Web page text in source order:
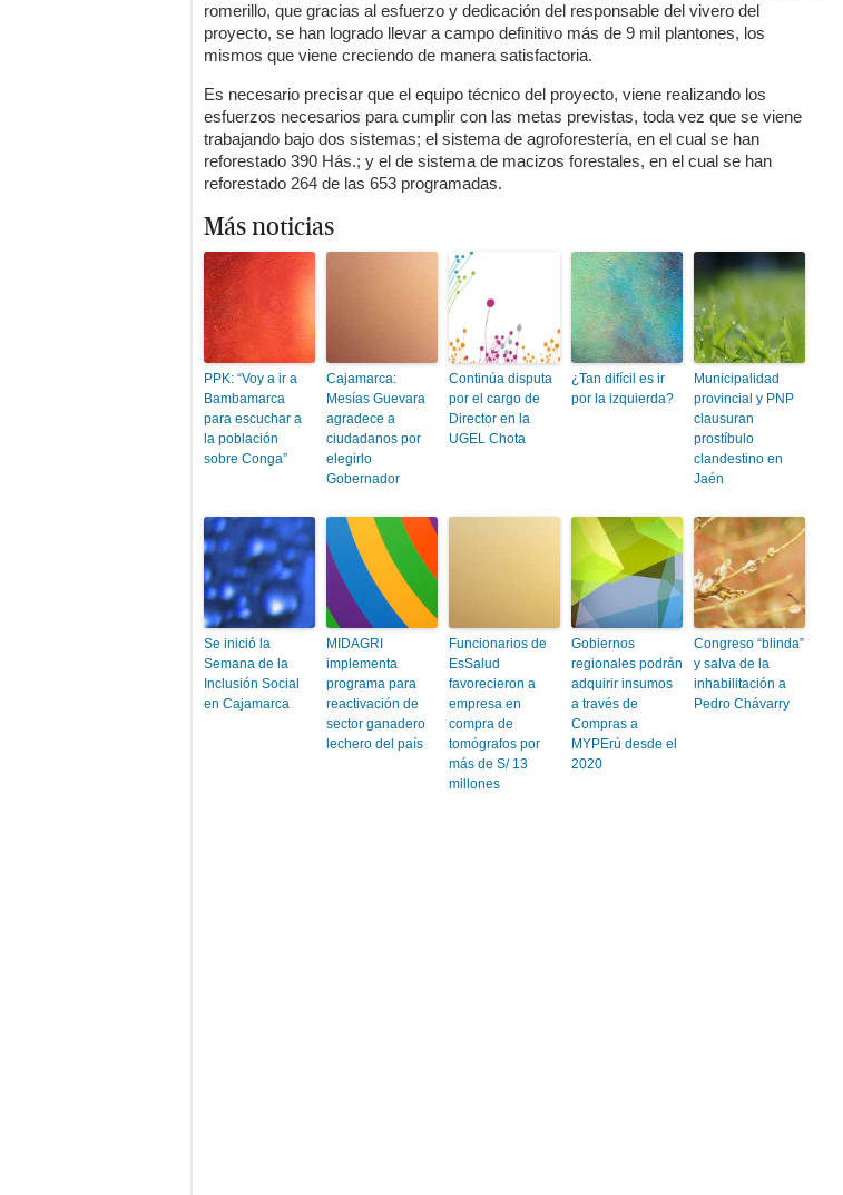
romerillo, que gracias al esfuerzo y dedicación del responsable del vivero del
proyecto, se han logrado llevar a campo definitivo más de 9 mil plantones, los
mismos que viene creciendo de manera satisfactoria.
Es necesario precisar que el equipo técnico del proyecto, viene realizando los
esfuerzos necesarios para cumplir con las metas previstas, toda vez que se viene
trabajando bajo dos sistemas; el sistema de agroforestería, en el cual se han
reforestado 390 Hás.; y el de sistema de macizos forestales, en el cual se han
reforestado 264 de las 653 programadas.
Más noticias
PPK: “Voy a ir a
Bambamarca
para escuchar a
la población
sobre Conga”
Cajamarca:
Mesías Guevara
agradece a
ciudadanos por
elegirlo
Gobernador
Continúa disputa
por el cargo de
Director en la
UGEL Chota
¿Tan difícil es ir
por la izquierda?
Municipalidad
provincial y PNP
clausuran
prostíbulo
clandestino en
Jaén
Se inició la
Semana de la
Inclusión Social
en Cajamarca
MIDAGRI
implementa
programa para
reactivación de
sector ganadero
lechero del país
Funcionarios de
EsSalud
favorecieron a
empresa en
compra de
tomógrafos por
más de S/ 13
millones
Gobiernos
regionales podrán
adquirir insumos
a través de
Compras a
MYPErú desde el
2020
Congreso “blinda”
y salva de la
inhabilitación a
Pedro Chávarry